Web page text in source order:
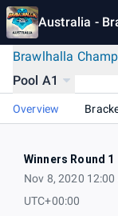
Australia - Brawlhalla World Championship
Brawlhalla
Pool A1
Overview
Winners Round 1
Nov 8, 2020 12:00
UTC+00:00